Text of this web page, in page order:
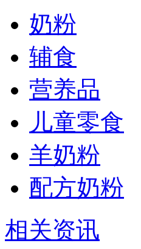
奶粉
辅食
营养品
儿童零食
羊奶粉
配方奶粉
相关资讯